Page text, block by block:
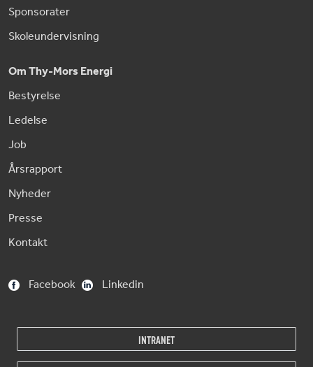
Sponsorater
Skoleundervisning
Om Thy-Mors Energi
Bestyrelse
Ledelse
Job
Årsrapport
Nyheder
Presse
Kontakt
Facebook
Linkedin
INTRANET